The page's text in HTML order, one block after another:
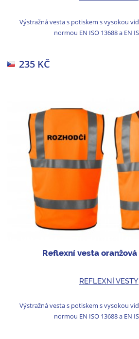
Výstražná vesta s potiskem s vysokou
normou EN ISO 13688 a EN
235 KČ
Reflexní vesta
REFLEXNÍ VESTY
Výstražná vesta s potiskem s vysokou
normou EN ISO 13688 a EN